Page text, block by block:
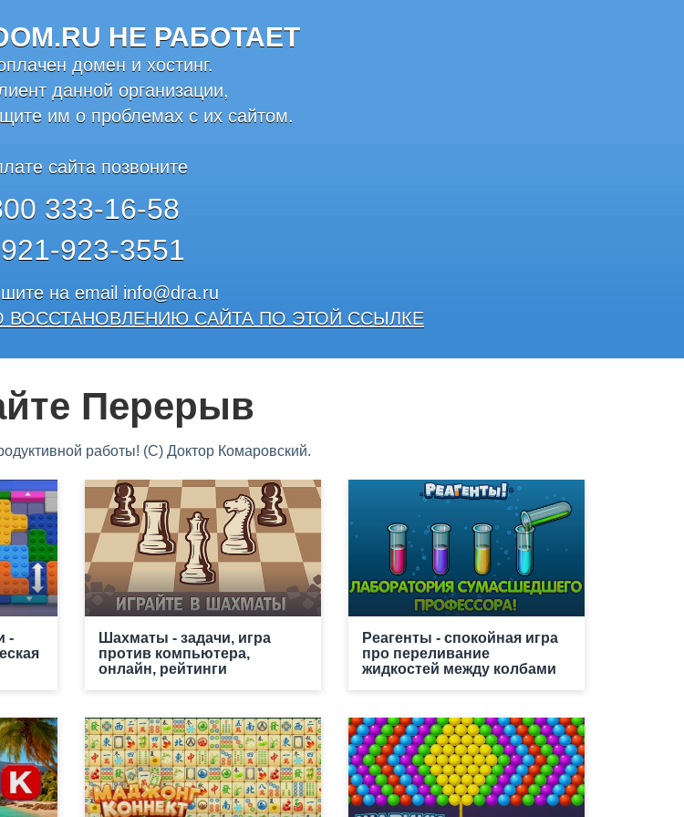
НЕ РАБОТАЕТ
домен и хостинг.
данной организации,
им о проблемах с их сайтом.
сайта позвоните
333-16-58
923-3551
на email info@dra.ru
САЙТА ПО ЭТОЙ ССЫЛКЕ
Перерыв
работы! (С) Доктор Комаровский.
-
Шахматы - задачи, игра
против компьютера,
онлайн, рейтинги
Реагенты - спокойная игра
про переливание
жидкостей между колбами